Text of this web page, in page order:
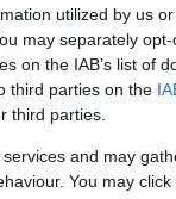
utilized by us
may separately
on the IAB’s list of
third parties on the
third parties.
and may
You may